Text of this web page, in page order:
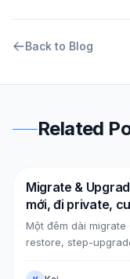
Back to Blog
Related
DevOps AWS
Migrate &
mới, đi private,
Một đêm dài migrate
restore, step-
PrivateLink +